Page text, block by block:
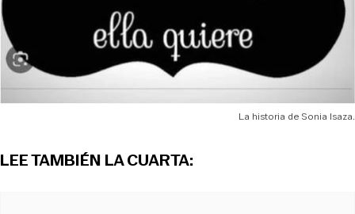
La historia de Sonia Isaza.
LEE TAMBIÉN LA CUARTA: